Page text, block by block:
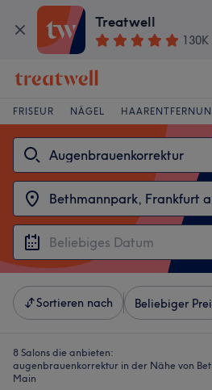
Treatwell
130K
FRISEUR NÄGEL
Sortieren nach Beliebiger
8 Salons die anbieten:
augenbrauenkorrektur in der Nähe von
Main